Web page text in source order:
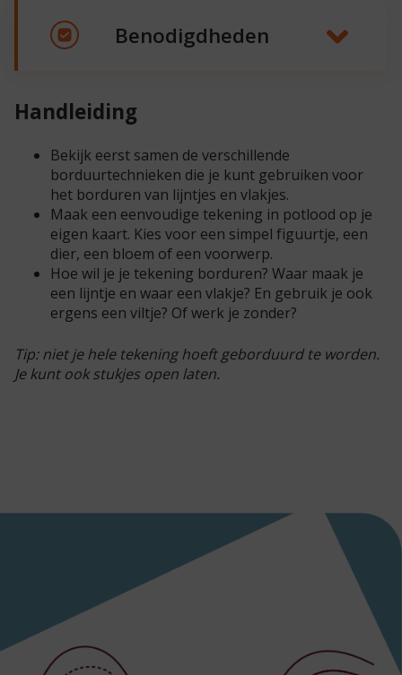
Benodigdheden
Handleiding
Bekijk eerst samen de verschillende
borduurtechnieken die je kunt gebruiken voor
het borduren van lijntjes en vlakjes.
Maak een eenvoudige tekening in potlood op je
eigen kaart. Kies voor een simpel figuurtje, een
dier, een bloem of een voorwerp.
Hoe wil je je tekening borduren? Waar maak je
een lijntje en waar een vlakje? En gebruik je ook
ergens een viltje? Of werk je zonder?
Tip: niet je hele tekening hoeft geborduurd te worden.
Je kunt ook stukjes open laten.